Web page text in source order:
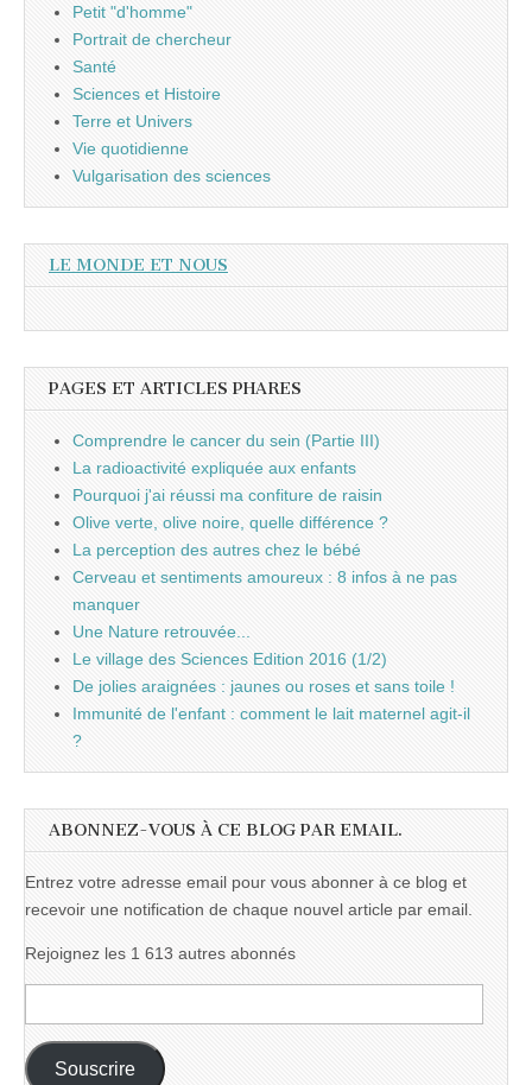
Petit "d'homme"
Portrait de chercheur
Santé
Sciences et Histoire
Terre et Univers
Vie quotidienne
Vulgarisation des sciences
LE MONDE ET NOUS
PAGES ET ARTICLES PHARES
Comprendre le cancer du sein (Partie III)
La radioactivité expliquée aux enfants
Pourquoi j'ai réussi ma confiture de raisin
Olive verte, olive noire, quelle différence ?
La perception des autres chez le bébé
Cerveau et sentiments amoureux : 8 infos à ne pas
manquer
Une Nature retrouvée...
Le village des Sciences Edition 2016 (1/2)
De jolies araignées : jaunes ou roses et sans toile !
Immunité de l'enfant : comment le lait maternel agit-il
?
ABONNEZ-VOUS À CE BLOG PAR EMAIL.
Entrez votre adresse email pour vous abonner à ce blog et
recevoir une notification de chaque nouvel article par email.
Rejoignez les 1 613 autres abonnés
e-
mail :
Souscrire